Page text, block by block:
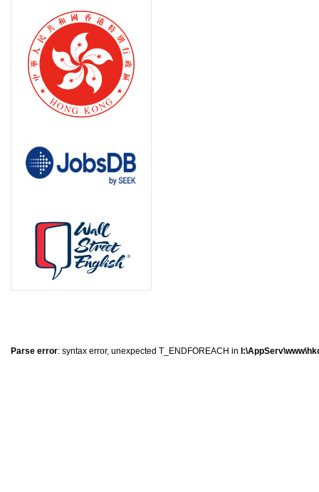
Parse error: syntax error, unexpected T_ENDFOREACH in